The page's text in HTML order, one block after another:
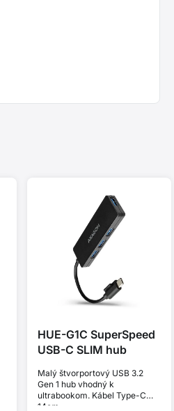
HUE-G1C SuperSpeed
USB-C SLIM hub
Malý štvorportový USB 3.2
Gen 1 hub vhodný k
ultrabookom. Kábel Type-C
14cm.